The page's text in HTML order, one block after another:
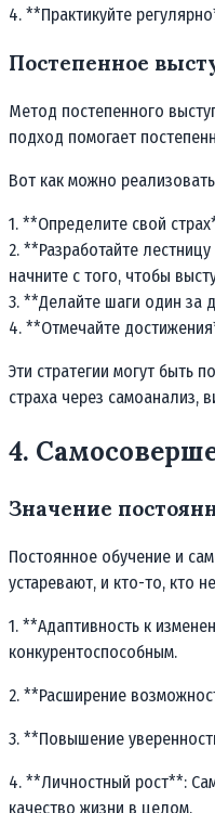
4. **Практикуйте
Постепенное
Метод постепенного
подход помогает
Вот как можно
1. **Определите свой
2. **Разработайте
начните с того, чтобы
3. **Делайте шаги один за
4. **Отмечайте
Эти стратегии могут быть
страха через самоанализ,
4.
Значение
Постоянное обучение и
устаревают, и кто-то, кто
1. **Адаптивность к
конкурентоспособным.
2. **Расширение
3. **Повышение
4. **Личностный рост**:
качество жизни в целом.